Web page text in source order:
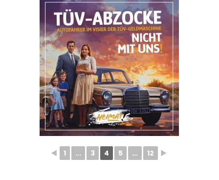
◄ 1 ... 3 4 5 ... 12 ►